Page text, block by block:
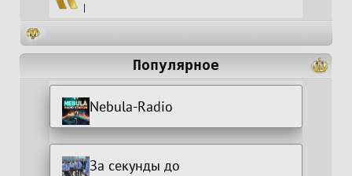
|
Популярное
Nebula-Radio
За секунды до